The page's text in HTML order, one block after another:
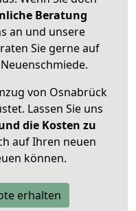
Beratung
an und unsere
Sie gerne auf
von Osnabrück
Lassen Sie uns
die Kosten zu
auf Ihren neuen
können.
erhalten